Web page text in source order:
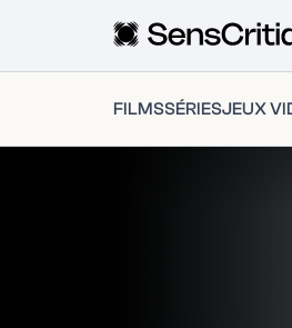
FILMSSÉRIESJEUX